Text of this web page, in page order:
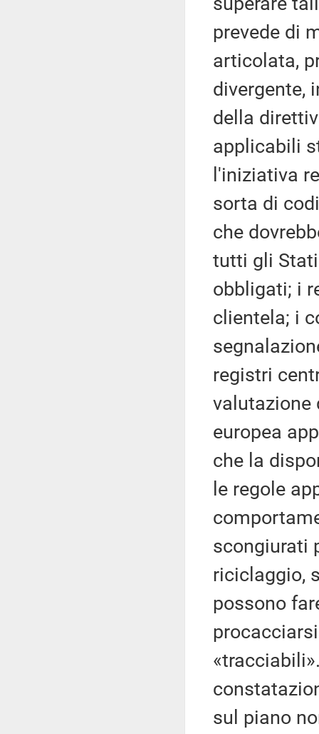
prevede di
articolata,
divergente,
della
applicabili
l'iniziativa
sorta di
che
tutti gli
obbligati; i
clientela; i
registri
valutazione
europea
che la
le regole
scongiurati
riciclaggio,
possono
sul piano